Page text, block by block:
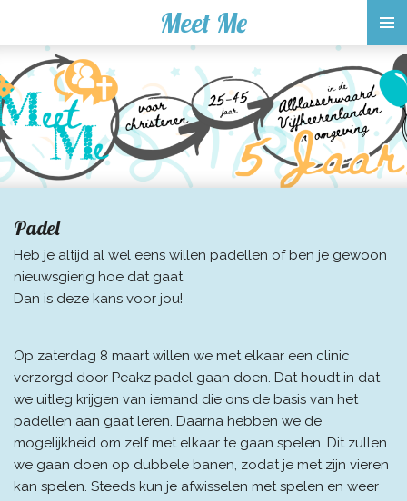
naar
de
hoofdinhoud
Meet Me
Padel
Heb je altijd al wel eens willen padellen of ben je gewoon
nieuwsgierig hoe dat gaat.
Dan is deze kans voor jou!
Op zaterdag 8 maart willen we met elkaar een clinic
verzorgd door Peakz padel gaan doen. Dat houdt in dat
we uitleg krijgen van iemand die ons de basis van het
padellen aan gaat leren. Daarna hebben we de
mogelijkheid om zelf met elkaar te gaan spelen. Dit zullen
we gaan doen op dubbele banen, zodat je met zijn vieren
kan spelen. Steeds kun je afwisselen met spelen en weer